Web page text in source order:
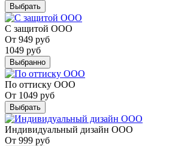
Выбрать
С защитой ООО
От 949 руб
1049 руб
Выбранно
По оттиску ООО
От 1049 руб
Выбрать
Индивидуальный дизайн ООО
От 999 руб